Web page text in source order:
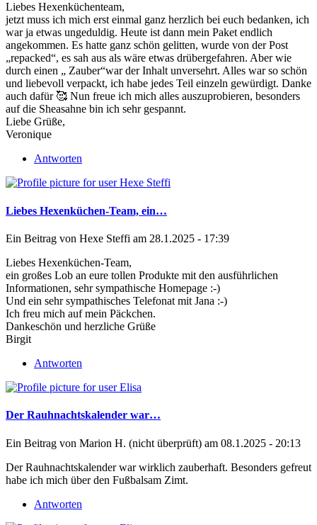
Liebes Hexenküchenteam,
jetzt muss ich mich erst einmal ganz herzlich bei euch bedanken, ich
war ja etwas ungeduldig. Heute ist dann mein Paket endlich
angekommen. Es hatte ganz schön gelitten, wurde von der Post
„repacked“, es sah aus als wäre etwas drübergefahren. Aber wie
durch einen „ Zauber“war der Inhalt unversehrt. Alles war so schön
und liebevoll verpackt, ich habe jedes Teil einzeln gewürdigt. Danke
auch dafür 🥰 Nun freue ich mich alles auszuprobieren, besonders
auf die Sheasahne bin ich sehr gespannt.
Liebe Grüße,
Veronique
Antworten
Liebes Hexenküchen-Team, ein…
Ein Beitrag von Hexe Steffi am 28.1.2025 - 17:39
Liebes Hexenküchen-Team,
ein großes Lob an eure tollen Produkte mit den ausführlichen
Informationen, sehr sympathische Homepage :-)
Und ein sehr sympathisches Telefonat mit Jana :-)
Ich freu mich auf mein Päckchen.
Dankeschön und herzliche Grüße
Birgit
Antworten
Der Rauhnachtskalender war…
Ein Beitrag von Marion H. (nicht überprüft) am 08.1.2025 - 20:13
Der Rauhnachtskalender war wirklich zauberhaft. Besonders gefreut
habe ich mich über den Fußbalsam Zimt.
Antworten